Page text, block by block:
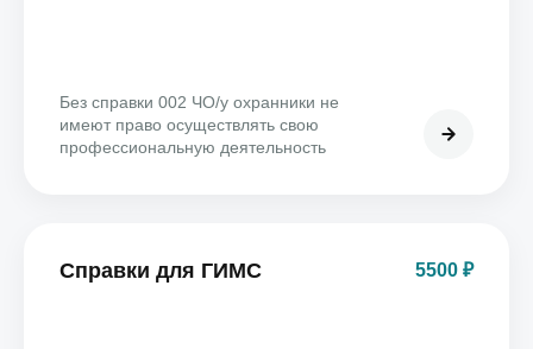
Без справки 002 ЧО/у охранники не
имеют право осуществлять свою
профессиональную деятельность
Справки для ГИМС 5500 ₽